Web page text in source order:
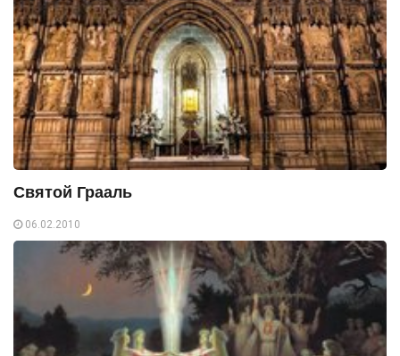
Святой Грааль
06.02.2010